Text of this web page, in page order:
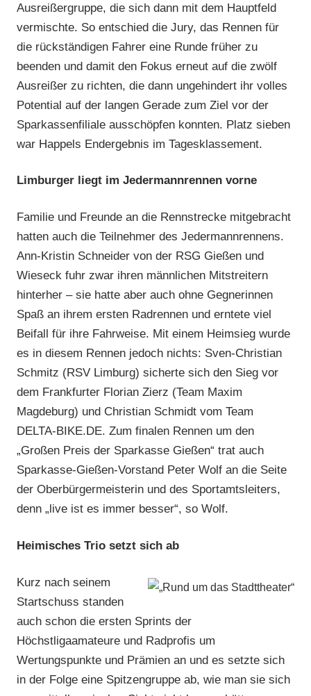
Ausreißergruppe, die sich dann mit dem Hauptfeld
vermischte. So entschied die Jury, das Rennen für
die rückständigen Fahrer eine Runde früher zu
beenden und damit den Fokus erneut auf die zwölf
Ausreißer zu richten, die dann ungehindert ihr volles
Potential auf der langen Gerade zum Ziel vor der
Sparkassenfiliale ausschöpfen konnten. Platz sieben
war Happels Endergebnis im Tagesklassement.
Limburger liegt im Jedermannrennen vorne
Familie und Freunde an die Rennstrecke mitgebracht
hatten auch die Teilnehmer des Jedermannrennens.
Ann-Kristin Schneider von der RSG Gießen und
Wieseck fuhr zwar ihren männlichen Mitstreitern
hinterher – sie hatte aber auch ohne Gegnerinnen
Spaß an ihrem ersten Radrennen und erntete viel
Beifall für ihre Fahrweise. Mit einem Heimsieg wurde
es in diesem Rennen jedoch nichts: Sven-Christian
Schmitz (RSV Limburg) sicherte sich den Sieg vor
dem Frankfurter Florian Zierz (Team Maxim
Magdeburg) und Christian Schmidt vom Team
DELTA-BIKE.DE. Zum finalen Rennen um den
„Großen Preis der Sparkasse Gießen“ trat auch
Sparkasse-Gießen-Vorstand Peter Wolf an die Seite
der Oberbürgermeisterin und des Sportamtsleiters,
denn „live ist es immer besser“, so Wolf.
Heimisches Trio setzt sich ab
Kurz nach seinem
Startschuss standen
auch schon die ersten Sprints der
Höchstligaamateure und Radprofis um
Wertungspunkte und Prämien an und es setzte sich
in der Folge eine Spitzengruppe ab, wie man sie sich